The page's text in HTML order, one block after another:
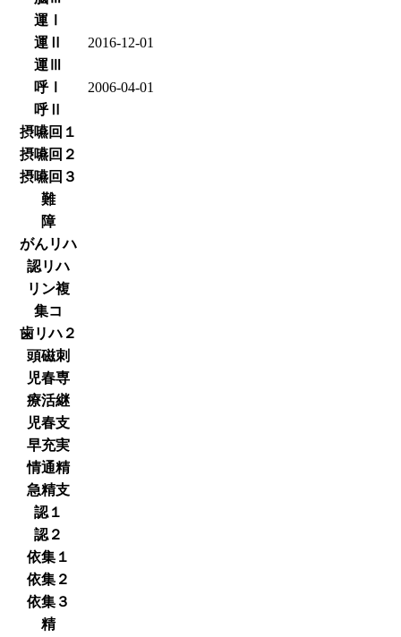
運Ⅰ
運Ⅱ
2016-12-01
運Ⅲ
呼Ⅰ
2006-04-01
呼Ⅱ
摂嚥回１
摂嚥回２
摂嚥回３
難
障
がんリハ
認リハ
リン複
集コ
歯リハ２
頭磁刺
児春専
療活継
児春支
早充実
情通精
急精支
認１
認２
依集１
依集２
依集３
精